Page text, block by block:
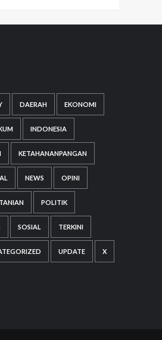
DAERAH EKONOMI
INDONESIA
KETAHANANPANGAN
NEWS OPINI
POLITIK
SOSIAL TERKINI
UPDATE X